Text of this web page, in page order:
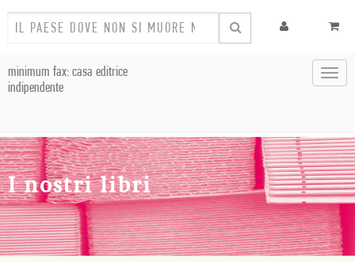
minimum fax: casa editrice
indipendente
I nostri libri